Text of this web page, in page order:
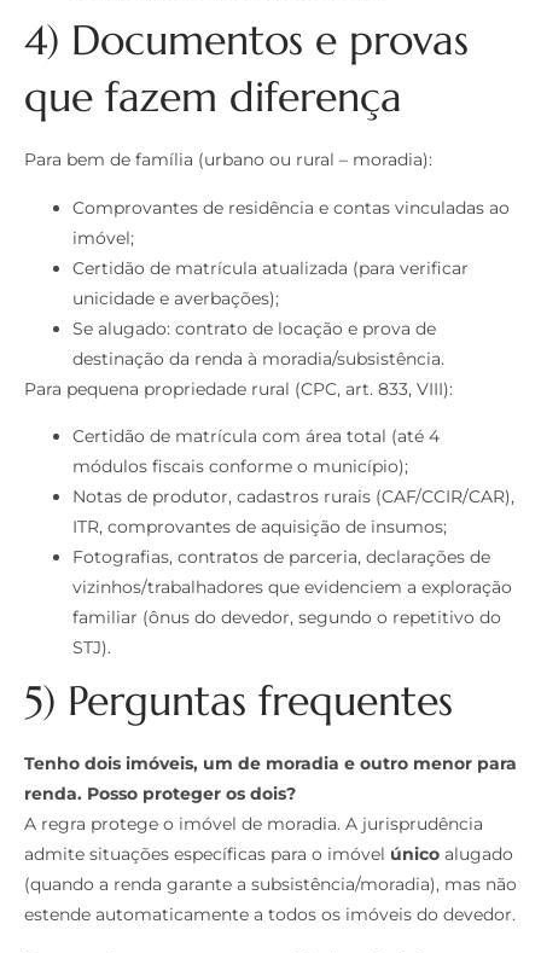
4) Documentos e provas
que fazem diferença
Para bem de família (urbano ou rural – moradia):
Comprovantes de residência e contas vinculadas ao
imóvel;
Certidão de matrícula atualizada (para verificar
unicidade e averbações);
Se alugado: contrato de locação e prova de
destinação da renda à moradia/subsistência.
Para pequena propriedade rural (CPC, art. 833, VIII):
Certidão de matrícula com área total (até 4
módulos fiscais conforme o município);
Notas de produtor, cadastros rurais (CAF/CCIR/CAR),
ITR, comprovantes de aquisição de insumos;
Fotografias, contratos de parceria, declarações de
vizinhos/trabalhadores que evidenciem a exploração
familiar (ônus do devedor, segundo o repetitivo do
STJ).
5) Perguntas frequentes
Tenho dois imóveis, um de moradia e outro menor para
renda. Posso proteger os dois?
A regra protege o imóvel de moradia. A jurisprudência
admite situações específicas para o imóvel único alugado
(quando a renda garante a subsistência/moradia), mas não
estende automaticamente a todos os imóveis do devedor.